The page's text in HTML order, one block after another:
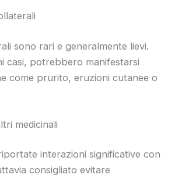
sono rari e generalmente lievi.
casi, potrebbero manifestarsi
come prurito, eruzioni cutanee o
medicinali
interazioni significative con
consigliato evitare